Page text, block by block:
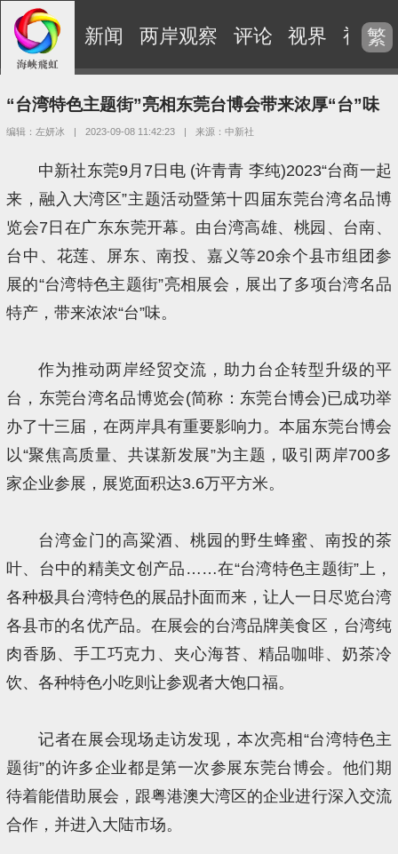
新闻 两岸观察 评论 视界 视频
繁
“台湾特色主题街”亮相东莞台博会带来浓厚“台”味
编辑：左妍冰 | 2023-09-08 11:42:23 | 来源：中新社
中新社东莞9月7日电 (许青青 李纯)2023“台商一起
来，融入大湾区”主题活动暨第十四届东莞台湾名品博
览会7日在广东东莞开幕。由台湾高雄、桃园、台南、
台中、花莲、屏东、南投、嘉义等20余个县市组团参
展的“台湾特色主题街”亮相展会，展出了多项台湾名品
特产，带来浓浓“台”味。
作为推动两岸经贸交流，助力台企转型升级的平
台，东莞台湾名品博览会(简称：东莞台博会)已成功举
办了十三届，在两岸具有重要影响力。本届东莞台博会
以“聚焦高质量、共谋新发展”为主题，吸引两岸700多
家企业参展，展览面积达3.6万平方米。
台湾金门的高粱酒、桃园的野生蜂蜜、南投的茶
叶、台中的精美文创产品……在“台湾特色主题街”上，
各种极具台湾特色的展品扑面而来，让人一日尽览台湾
各县市的名优产品。在展会的台湾品牌美食区，台湾纯
肉香肠、手工巧克力、夹心海苔、精品咖啡、奶茶冷
饮、各种特色小吃则让参观者大饱口福。
记者在展会现场走访发现，本次亮相“台湾特色主
题街”的许多企业都是第一次参展东莞台博会。他们期
待着能借助展会，跟粤港澳大湾区的企业进行深入交流
合作，并进入大陆市场。